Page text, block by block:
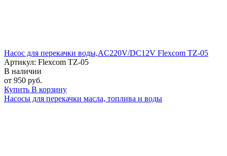
Насос для перекачки воды,AC220V/DC12V Flexcom TZ-05
Артикул: Flexcom TZ-05
В наличии
от 950 руб.
Купить В корзину
Насосы для перекачки масла, топлива и воды